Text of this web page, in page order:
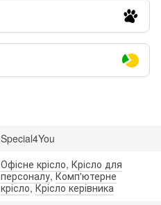
Special4You
Офісне крісло, Крісло для
персоналу,Комп'ютерне
крісло,Крісло керівника